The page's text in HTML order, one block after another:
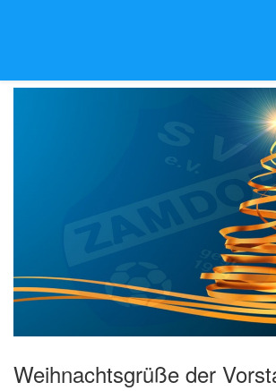
Weihnachtsgrüße der